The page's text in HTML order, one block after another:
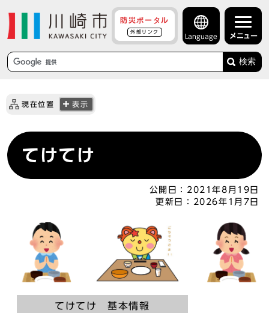
防災ポータル
外部リンク
Language メニュー
検索
現在位置 表示
てけてけ
公開日： 2021年8月19日
更新日：
2026年1月7日
てけてけ 基本情報